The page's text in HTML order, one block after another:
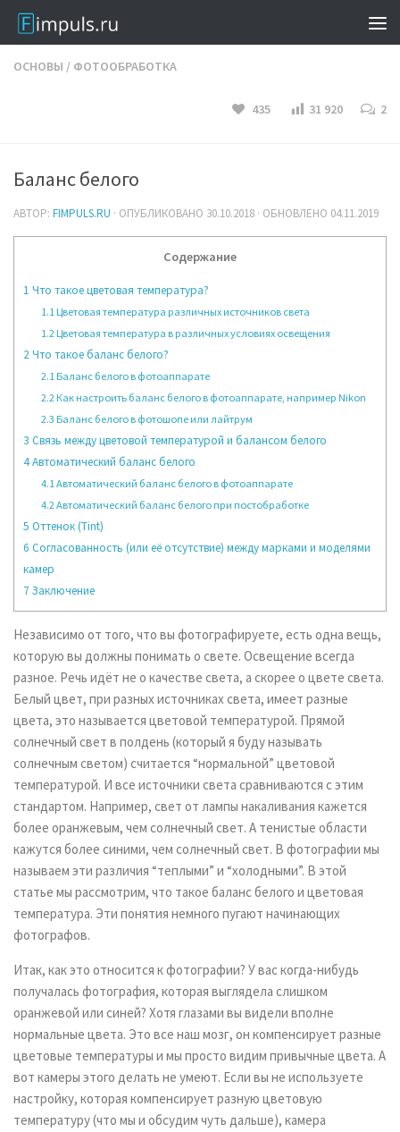
ОСНОВЫ / ФОТООБРАБОТКА
2
31 920
435
Баланс белого
АВТОР: FIMPULS.RU · ОПУБЛИКОВАНО 30.10.2018 · ОБНОВЛЕНО 04.11.2019
Содержание
1 Что такое цветовая температура?
1.1Цветовая температура различных источников света
1.2Цветовая температура в различных условиях освещения
2 Что такое баланс белого?
2.1Баланс белого в фотоаппарате
2.2Как настроить баланс белого в фотоаппарате, например Nikon
2.3 Баланс белого в фотошопе или лайтрум
3 Связь между цветовой температурой и балансом белого
4Автоматический баланс белого
4.1Автоматический баланс белого в фотоаппарате
4.2Автоматический баланс белого при постобработке
5 Оттенок (Tint)
6 Согласованность (или её отсутствие) между марками и моделями
камер
7 Заключение
Независимо от того, что вы фотографируете, есть одна вещь,
которую вы должны понимать о свете. Освещение всегда
разное. Речь идёт не о качестве света, а скорее о цвете света.
Белый цвет, при разных источниках света, имеет разные
цвета, это называется цветовой температурой. Прямой
солнечный свет в полдень (который я буду называть
солнечным светом) считается “нормальной” цветовой
температурой. И все источники света сравниваются с этим
стандартом. Например, свет от лампы накаливания кажется
более оранжевым, чем солнечный свет. А тенистые области
кажутся более синими, чем солнечный свет. В фотографии мы
называем эти различия “теплыми” и “холодными”. В этой
статье мы рассмотрим, что такое баланс белого и цветовая
температура. Эти понятия немного пугают начинающих
фотографов.
Итак, как это относится к фотографии? У вас когда-нибудь
получалась фотография, которая выглядела слишком
оранжевой или синей? Хотя глазами вы видели вполне
нормальные цвета. Это все наш мозг, он компенсирует разные
цветовые температуры и мы просто видим привычные цвета. А
вот камеры этого делать не умеют. Если вы не используете
настройку, которая компенсирует разную цветовую
температуру (что мы и обсудим чуть дальше), камера